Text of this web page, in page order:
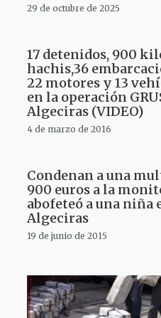
29 de octubre de 2025
17 detenidos, 900
hachis,36
22 motores y 13
en la operación
Algeciras (VIDEO)
4 de marzo de 2016
Condenan a una
900 euros a la
abofeteó a una niña
Algeciras
19 de junio de 2015